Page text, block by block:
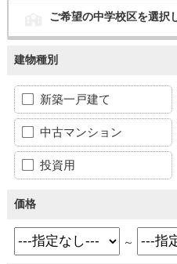
ご希望の中学校区を選択
建物種別
新築一戸建て
中古マンション
投資用
価格
～